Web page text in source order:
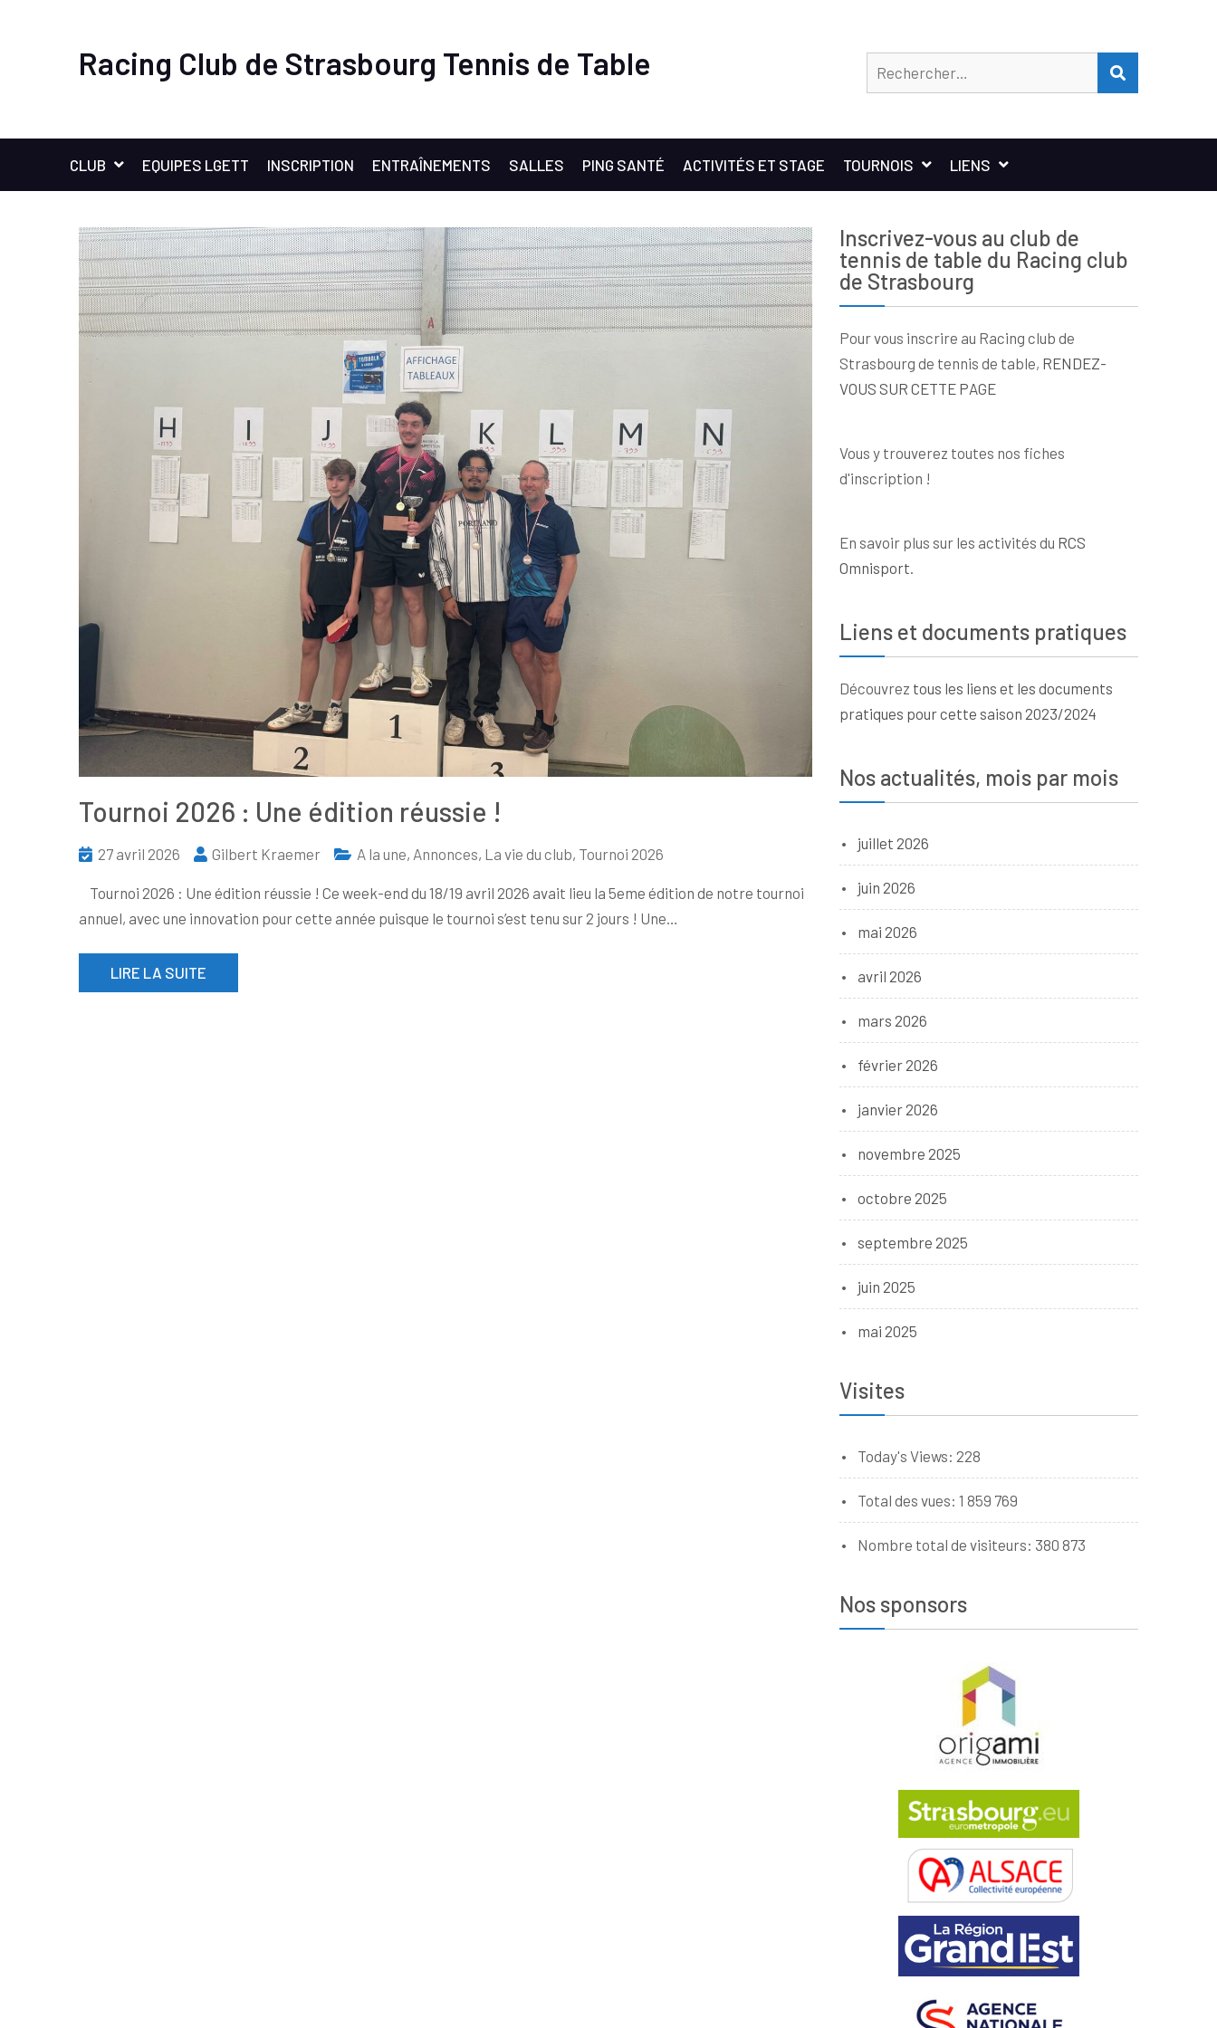
Racing Club de Strasbourg Tennis de Table
CLUB EQUIPES LGETT INSCRIPTION ENTRAÎNEMENTS SALLES PING SANTÉ ACTIVITÉS ET STAGE TOURNOIS LIENS
Tournoi 2026 : Une édition réussie !
27 avril 2026 Gilbert Kraemer A la une, Annonces, La vie du club, Tournoi 2026
Tournoi 2026 : Une édition réussie ! Ce week-end du 18/19 avril 2026 avait lieu la 5eme édition de notre tournoi
annuel, avec une innovation pour cette année puisque le tournoi s’est tenu sur 2 jours ! Une…
LIRE LA SUITE
Inscrivez-vous au club de
tennis de table du Racing club
de Strasbourg
Pour vous inscrire au Racing club de
Strasbourg de tennis de table, RENDEZ-
VOUS SUR CETTE PAGE
Vous y trouverez toutes nos fiches
d'inscription !
En savoir plus sur les activités du RCS
Omnisport.
Liens et documents pratiques
Découvrez tous les liens et les documents
pratiques pour cette saison 2023/2024
Nos actualités, mois par mois
juillet 2026
juin 2026
mai 2026
avril 2026
mars 2026
février 2026
janvier 2026
novembre 2025
octobre 2025
septembre 2025
juin 2025
mai 2025
Visites
Today's Views: 228
Total des vues: 1 859 769
Nombre total de visiteurs: 380 873
Nos sponsors